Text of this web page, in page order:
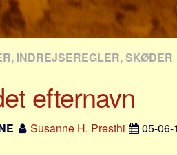
INDREJSEREGLER, SKØDER
efternavn
Susanne H. Presthi 05-06-